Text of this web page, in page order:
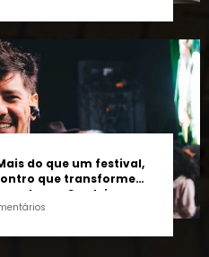
do que um festival,
que transforme
Lucas Cordeiro